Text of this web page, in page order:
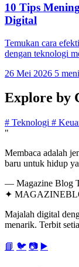
10 Tips
Digital
Temukan cara
dengan teknologi
26 Mei 2026 5
Explore by
# Teknologi #
"
Membaca adalah
baru untuk hidup
— Magazine Blog
✦ MAGAZINE
Majalah digital
menarik. Terbit
📘 🐦 📷 ▶️